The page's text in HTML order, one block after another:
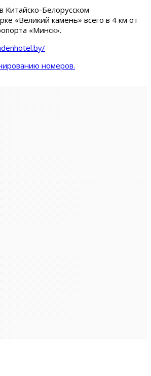
Китайско-Белорусском
«Великий камень» всего в 4 км от
«Минск».
номеров.